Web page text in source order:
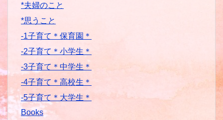
*夫婦のこと
*思うこと
-1子育て＊保育園＊
-2子育て＊小学生＊
-3子育て＊中学生＊
-4子育て＊高校生＊
-5子育て＊大学生＊
Books